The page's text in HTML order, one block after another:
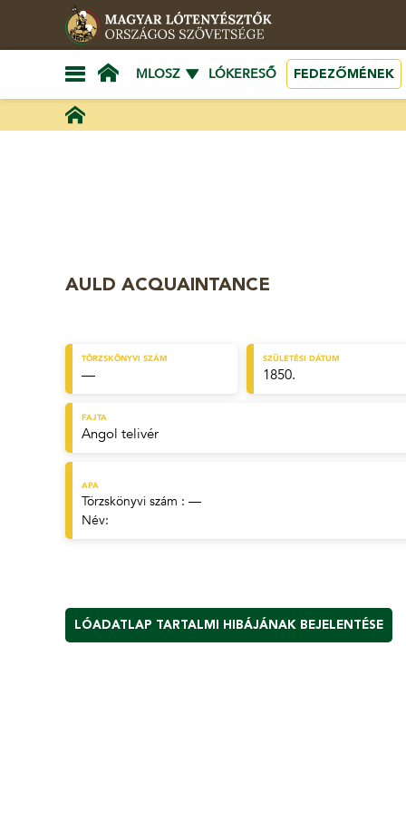
MLOSZ LÓKERESŐ FEDEZŐMÉNEK
AULD ACQUAINTANCE
TÖRZSKÖNYVI SZÁM
—
SZÜLETÉSI DÁTUM
1850.
FAJTA
Angol telivér
APA
Törzskönyvi szám : —
Név:
LÓADATLAP TARTALMI HIBÁJÁNAK BEJELENTÉSE